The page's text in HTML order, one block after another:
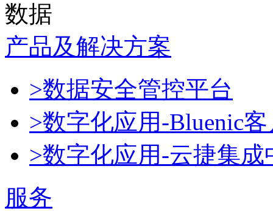
数据
产品及解决方案
>数据安全管控平台
>数字化应用-Bluenic
>数字化应用-云捷集成
服务